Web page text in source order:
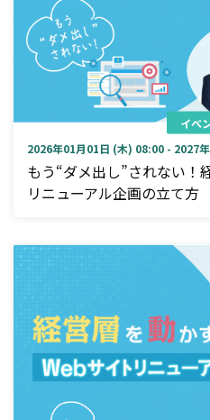
イベ
2026年01月01日 (木) 08:00 - 2027
もう“ダメ出し”されない！
リニューアル企画の立て方